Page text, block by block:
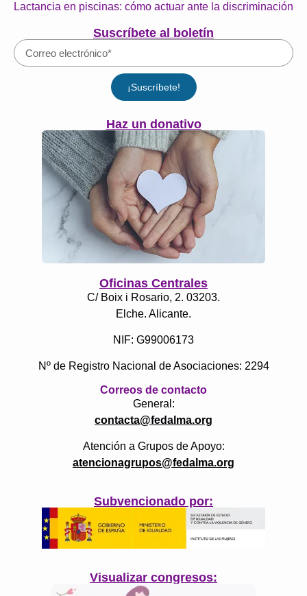
Lactancia en piscinas: cómo actuar ante la discriminación
Suscríbete al boletín
¡Suscríbete!
Haz un donativo
Oficinas Centrales
C/ Boix i Rosario, 2. 03203.
Elche. Alicante.
NIF: G99006173
Nº de Registro Nacional de Asociaciones: 2294
Correos de contacto
General:
contacta@fedalma.org
Atención a Grupos de Apoyo:
atencionagrupos@fedalma.org
Subvencionado por:
Visualizar congresos: